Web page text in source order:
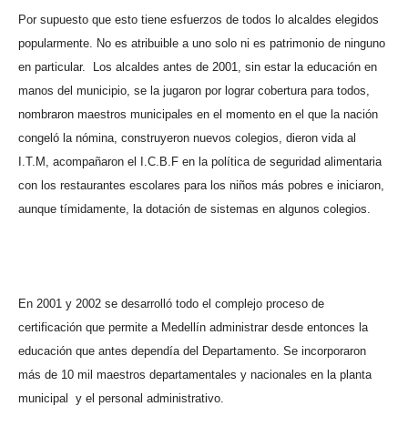
Por supuesto que esto tiene esfuerzos de todos lo alcaldes elegidos
popularmente. No es atribuible a uno solo ni es patrimonio de ninguno
en particular.
Los alcaldes antes de 2001, sin estar la educación en
manos del municipio, se la jugaron por lograr cobertura para todos,
nombraron maestros municipales en el momento en el que la nación
congeló la nómina, construyeron nuevos colegios, dieron vida al
I.T.M, acompañaron el I.C.B.F en la política de seguridad alimentaria
con los restaurantes escolares para los niños más pobres e iniciaron,
aunque tímidamente, la dotación de sistemas en algunos colegios.
En 2001 y 2002 se desarrolló todo el complejo proceso de
certificación que permite a Medellín administrar desde entonces la
educación que antes dependía del Departamento. Se incorporaron
más de 10 mil maestros departamentales y nacionales en la planta
municipal
y el personal administrativo.